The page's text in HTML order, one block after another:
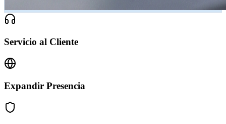
Servicio al Cliente
Expandir Presencia